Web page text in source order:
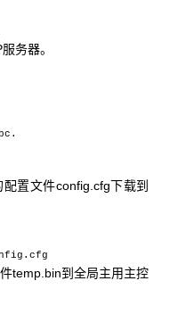
务器。
置文件config.cfg下载到
temp.bin到全局主用主控